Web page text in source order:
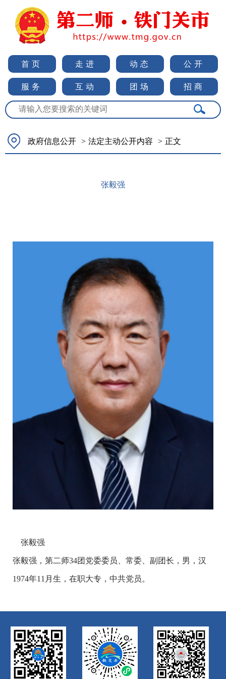
首页 走进 动态 公开
服务 互动 团场 招商
政府信息公开 > 法定主动公开内容 > 正文
张毅强
张毅强
张毅强，第二师34团党委委员、常委、副团长，男，汉
1974年11月生，在职大专，中共党员。